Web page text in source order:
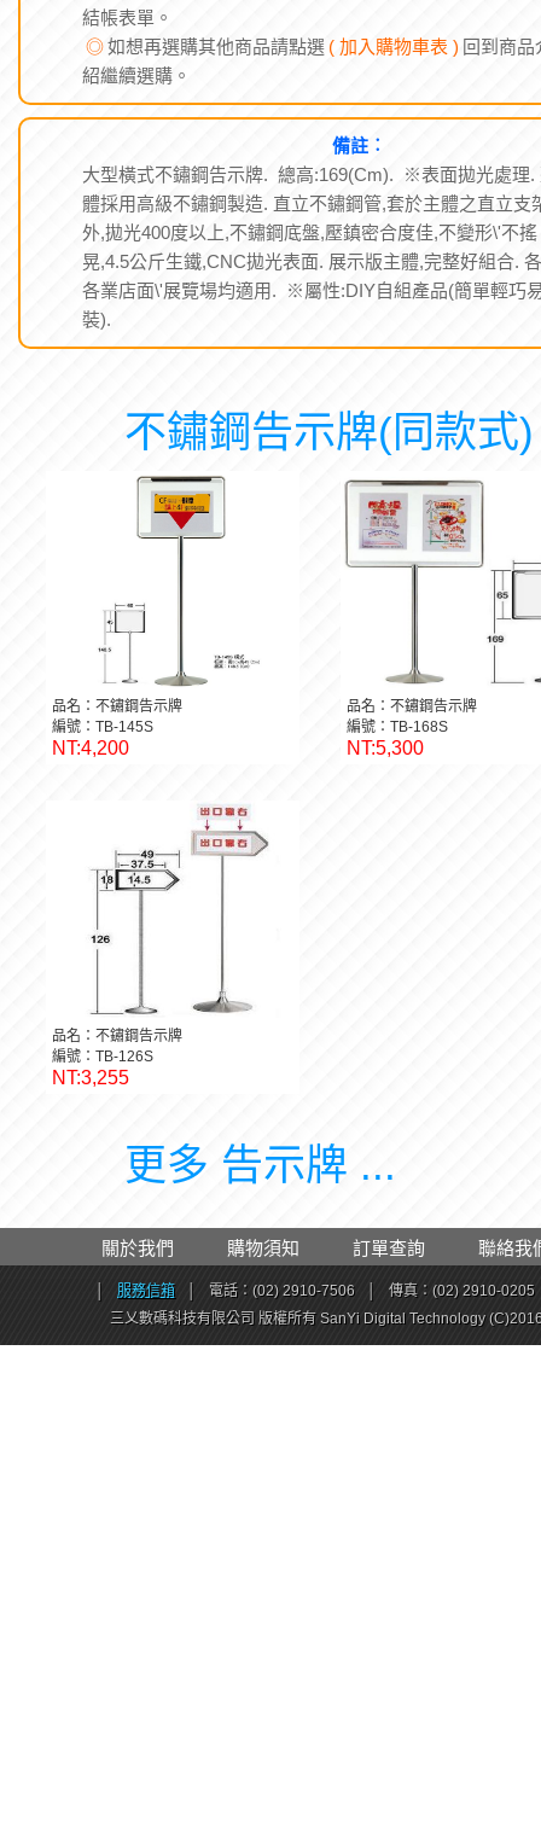
結帳表單。
◎如想再選購其他商品請點選 ( 加入購物車表 ) 回到商品
紹繼續選購。
備註︰
大型橫式不鏽鋼告示牌. 總高:169(Cm). ※表面拋光處理.
體採用高級不鏽鋼製造. 直立不鏽鋼管,套於主體之直立支
外,拋光400度以上,不鏽鋼底盤,壓鎮密合度佳,不變形\'不搖
晃,4.5公斤生鐵,CNC拋光表面. 展示版主體,完整好組合.
各業店面\'展覽場均適用. ※屬性:DIY自組產品(簡單輕巧
裝).
不鏽鋼告示牌(同款式)
品名：不鏽鋼告示牌
編號：TB-145S
NT:4,200
品名：不鏽鋼告示牌
編號：TB-168S
NT:5,300
品名：不鏽鋼告示牌
編號：TB-126S
NT:3,255
更多 告示牌 ...
關於我們 購物須知 訂單查詢 聯絡我
服務信箱 電話：(02) 2910-7506
傳真：(02) 2910-0205
三乂數碼科技有限公司 版權所有 SanYi Digital Technology